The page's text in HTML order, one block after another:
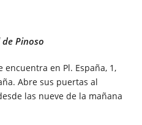
Pinoso
encuentra en Pl. España, 1,
Abre sus puertas al
las nueve de la mañana